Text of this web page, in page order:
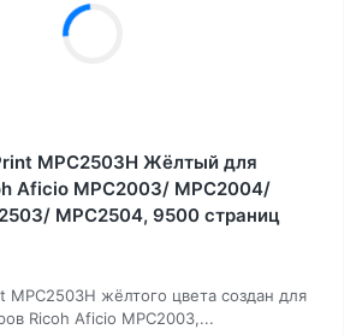
MPC2503H Жёлтый для
Aficio MPC2003/ MPC2004/
MPC2504, 9500 страниц
MPC2503H жёлтого цвета создан для
Ricoh Aficio MPC2003,...